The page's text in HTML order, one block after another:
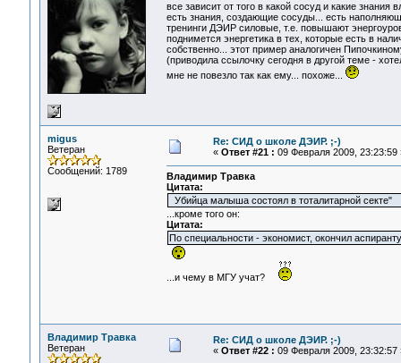
все зависит от того в какой сосуд и какие знания
есть знания, создающие сосуды... есть
тренинги ДЭИР силовые, т.е. повышают
поднимется энергетика в тех, которые есть в
собственно... этот пример аналогичен
(приводила ссылочку сегодня в другой теме -
мне не повезло так как ему... похоже...
migus
Ветеран
Сообщений: 1789
Re: СИД о школе ДЭИР. ;-)
« Ответ #21 : 09 Февраля 2009, 23:23:59
Владимир Травка
Цитата:
Убийца малыша состоял в тоталитарной секте"
...кроме того он:
Цитата:
По специальности - экономист, окончил
...и чему в МГУ учат?
Владимир Травка
Ветеран
Re: СИД о школе ДЭИР. ;-)
« Ответ #22 : 09 Февраля 2009, 23:32:57